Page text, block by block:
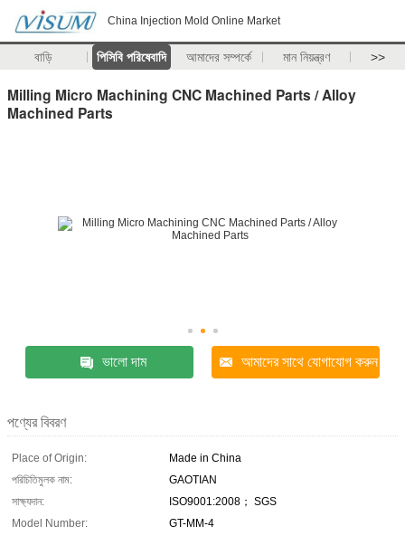
China Injection Mold Online Market
বাড়ি পিসিবি পরিষেবাদি আমাদের সম্পর্কে মান নিয়ন্ত্রণ >>
Milling Micro Machining CNC Machined Parts / Alloy
Machined Parts
ভালো দাম আমাদের সাথে যোগাযোগ করুন
পণ্যের বিবরণ
Place of Origin:
Made in China
পরিচিতিমুলক নাম:
GAOTIAN
সাক্ষ্যদান:
ISO9001:2008； SGS
Model Number:
GT-MM-4